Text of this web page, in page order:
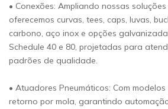
• Conexões: Ampliando nossas
oferecemos curvas, tees, caps, luvas,
carbono, aço inox e opções
Schedule 40 e 80, projetadas para
padrões de qualidade.
• Atuadores Pneumáticos: Com
retorno por mola, garantindo